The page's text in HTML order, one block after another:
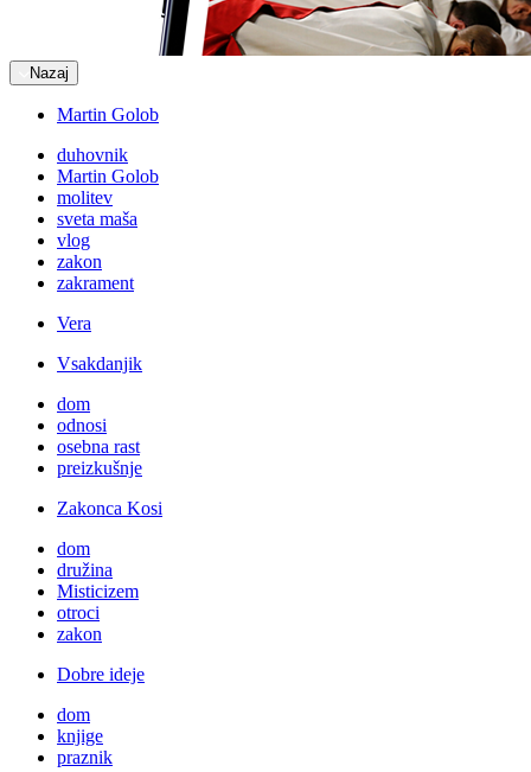
Nazaj
Martin Golob
duhovnik
Martin Golob
molitev
sveta maša
vlog
zakon
zakrament
Vera
Vsakdanjik
dom
odnosi
osebna rast
preizkušnje
Zakonca Kosi
dom
družina
Misticizem
otroci
zakon
Dobre ideje
dom
knjige
praznik